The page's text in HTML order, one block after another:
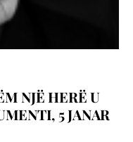
NJË HERË U
5 JANAR